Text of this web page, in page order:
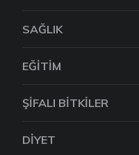
SAĞLIK
EĞITIM
ŞIFALI BITKILER
DIYET